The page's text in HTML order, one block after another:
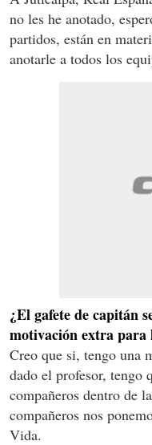
no les he anotado,
partidos, están en
anotarle a todos los
¿El gafete de capitán
motivación extra para
Creo que si, tengo una
dado el profesor, tengo
compañeros dentro de
compañeros nos
Vida.